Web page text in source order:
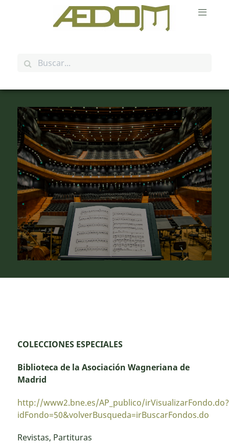
COLECCIONES ESPECIALES
Biblioteca de la Asociación Wagneriana de
Madrid
http://www2.bne.es/AP_publico/irVisualizarFondo.do?
idFondo=50&volverBusqueda=irBuscarFondos.do
Revistas, Partituras